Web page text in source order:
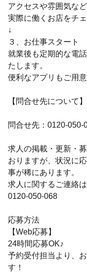
アクセスや雰囲気な
実際に働くお店をチェ
↓
３、お仕事スタート
就業後も定期的な電
たします。
便利なアプリもご用
【問合せ先について】
問合せ先：0120-050-
求人の掲載・更新・
おりますが、状況に
事が稀にあります。
求人に関するご連絡
0120-050-068
応募方法
【Web応募】
24時間応募OK♪
予約受付担当より、
す！